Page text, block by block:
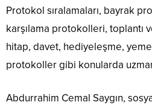
Protokol sıralamaları, bayrak
karşılama protokolleri, toplantı
hitap, davet, hediyeleşme,
protokoller gibi konularda
Abdurrahim Cemal Saygın,